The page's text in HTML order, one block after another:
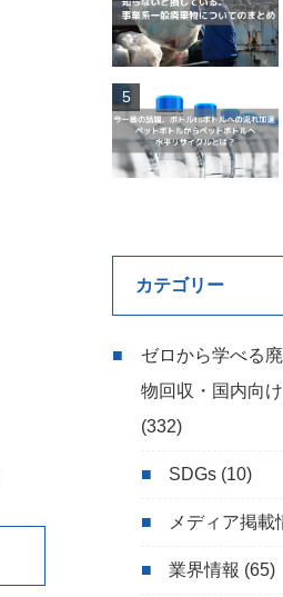
カテゴリー
ゼロから学べる
物回収・国内向
(332)
SDGs (10)
メディア掲載
業界情報 (65)